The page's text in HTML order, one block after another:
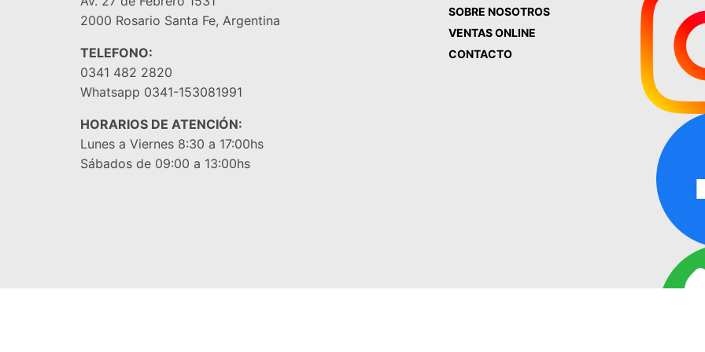
2000 Rosario Santa Fe, Argentina
TELEFONO:
0341 482 2820
Whatsapp 0341-153081991
HORARIOS DE ATENCIÓN:
Lunes a Viernes 8:30 a 17:00hs
Sábados de 09:00 a 13:00hs
SOBRE NOSOTROS
VENTAS ONLINE
CONTACTO